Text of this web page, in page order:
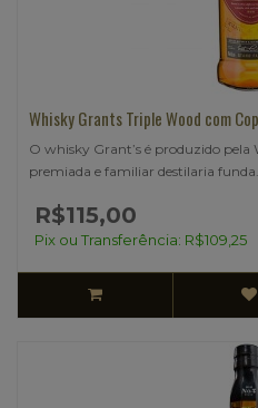
Whisky Grants Triple Wood com
O whisky Grant’s é produzido
premiada e familiar destilaria funda..
R$115,00
Pix ou Transferência: R$109,25